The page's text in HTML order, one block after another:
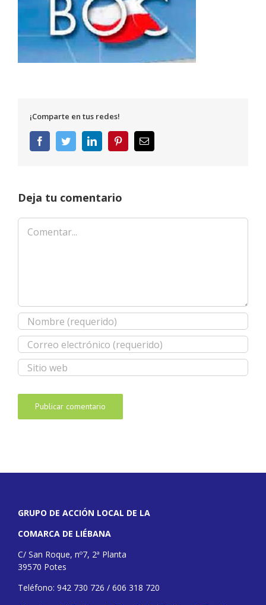
¡Comparte en tus redes!
FacebookTwitterLinkedInPinterestCorreo
electrónico
Deja tu comentario
Comentar
GRUPO DE ACCIÓN LOCAL DE LA
COMARCA DE LIÉBANA
C/ San Roque, nº7, 2ª Planta
39570 Potes
Teléfono: 942 730 726 / 606 318 720